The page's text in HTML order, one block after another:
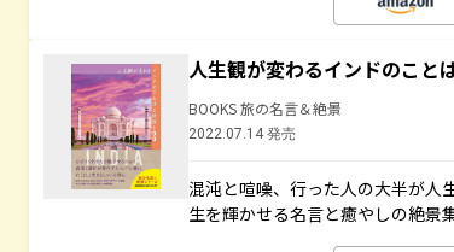
人生観が変わるインドのこと
BOOKS 旅の名言＆絶景
2022.07.14 発売
混沌と喧噪、行った人の大半が人
生を輝かせる名言と癒やしの絶景